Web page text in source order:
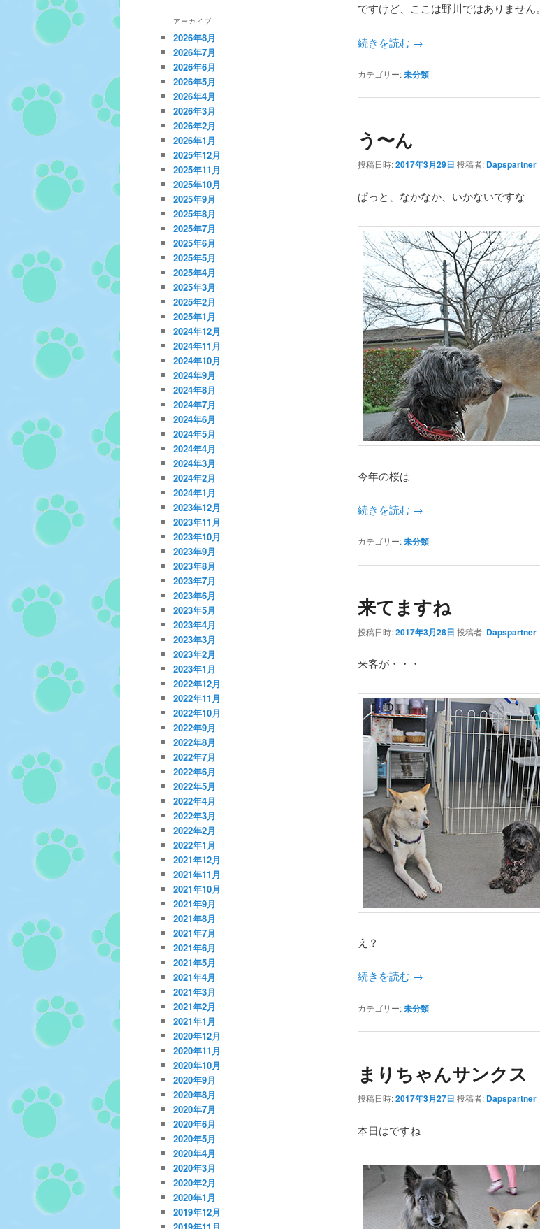
ですけど、ここは野川ではありません。
続きを読む →
カテゴリー:未分類
う〜ん
投稿日時:2017年3月29日 投稿者: Dapspartner
ぱっと、なかなか、いかないですな
今年の桜は
続きを読む →
カテゴリー:未分類
来てますね
投稿日時:2017年3月28日 投稿者: Dapspartner
来客が・・・
え？
続きを読む →
カテゴリー:未分類
まりちゃんサンクス
投稿日時:2017年3月27日 投稿者: Dapspartner
本日はですね
アーカイブ
2026年8月
2026年7月
2026年6月
2026年5月
2026年4月
2026年3月
2026年2月
2026年1月
2025年12月
2025年11月
2025年10月
2025年9月
2025年8月
2025年7月
2025年6月
2025年5月
2025年4月
2025年3月
2025年2月
2025年1月
2024年12月
2024年11月
2024年10月
2024年9月
2024年8月
2024年7月
2024年6月
2024年5月
2024年4月
2024年3月
2024年2月
2024年1月
2023年12月
2023年11月
2023年10月
2023年9月
2023年8月
2023年7月
2023年6月
2023年5月
2023年4月
2023年3月
2023年2月
2023年1月
2022年12月
2022年11月
2022年10月
2022年9月
2022年8月
2022年7月
2022年6月
2022年5月
2022年4月
2022年3月
2022年2月
2022年1月
2021年12月
2021年11月
2021年10月
2021年9月
2021年8月
2021年7月
2021年6月
2021年5月
2021年4月
2021年3月
2021年2月
2021年1月
2020年12月
2020年11月
2020年10月
2020年9月
2020年8月
2020年7月
2020年6月
2020年5月
2020年4月
2020年3月
2020年2月
2020年1月
2019年12月
2019年11月